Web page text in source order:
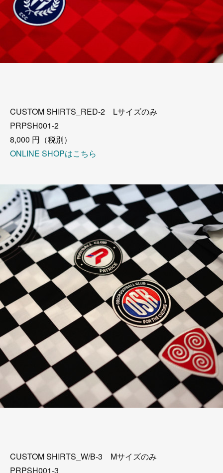
CUSTOM SHIRTS_RED-2 Lサイズのみ
PRPSH001-2
8,000 円（税別）
ONLINE SHOPはこちら
CUSTOM SHIRTS_W/B-3 Mサイズのみ
PRPSH001-3